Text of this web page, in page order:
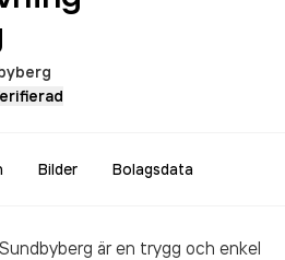
Bilder Bolagsdata
är en trygg och enkel